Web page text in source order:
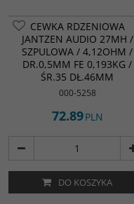
CEWKA RDZENIOWA
JANTZEN AUDIO 27MH /
SZPULOWA / 4,12OHM /
DR.0,5MM FE 0,193KG /
ŚR.35 DŁ.46MM
000-5258
72.89PLN
DO KOSZYKA